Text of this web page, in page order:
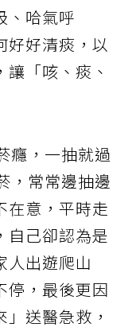
、哈氣呼
好好清痰，以
「咳、痰、
癮，一抽就過
，常常邊抽邊
在意，平時走
自己卻認為是
人出遊爬山
停，最後更因
送醫急救，